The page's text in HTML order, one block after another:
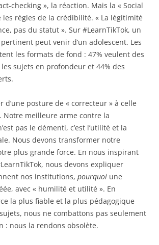
checking », la réaction. Mais la « Social
les règles de la crédibilité. « La légitimité
pas du statut ». Sur #LearnTikTok, un
peut venir d’un adolescent. Les
les formats de fond : 47% veulent des
sujets en profondeur et 44% des
d’une posture de « correcteur » à celle
Notre meilleure arme contre la
pas le démenti, c’est l’utilité et la
Nous devons transformer notre
plus grande force. En nous inspirant
nous devons expliquer
nos institutions, pourquoi une
avec « humilité et utilité ». En
la plus fiable et la plus pédagogique
nous ne combattons pas seulement
: nous la rendons obsolète.